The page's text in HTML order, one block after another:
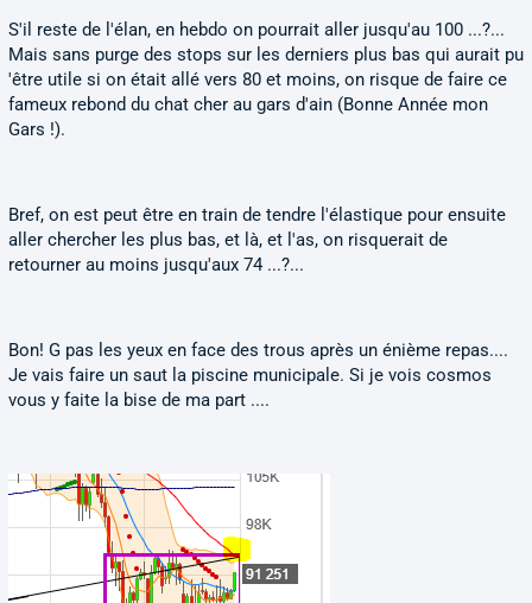
S'il reste de l'élan, en hebdo on pourrait aller jusqu'au 100 ...?...
Mais sans purge des stops sur les derniers plus bas qui aurait pu
'être utile si on était allé vers 80 et moins, on risque de faire ce
fameux rebond du chat cher au gars d'ain (Bonne Année mon
Gars !).
Bref, on est peut être en train de tendre l'élastique pour ensuite
aller chercher les plus bas, et là, et l'as, on risquerait de
retourner au moins jusqu'aux 74 ...?...
Bon! G pas les yeux en face des trous après un énième repas....
Je vais faire un saut la piscine municipale. Si je vois cosmos
vous y faite la bise de ma part ....